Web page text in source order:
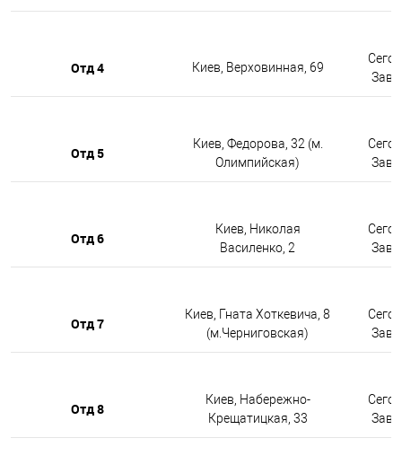
Отд 4 Киев, Верховинная, 69
Отд 5
Киев, Федорова, 32 (м.
Олимпийская)
Отд 6
Киев, Николая
Василенко, 2
Отд 7
Киев, Гната Хоткевича, 8
(м.Черниговская)
Отд 8
Киев, Набережно-
Крещатицкая, 33